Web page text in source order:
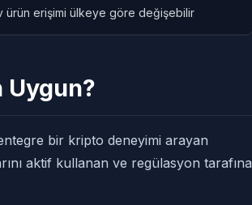
ürün erişimi ülkeye göre değişebilir
bir kripto deneyimi arayan
aktif kullanan ve regülasyon tarafına